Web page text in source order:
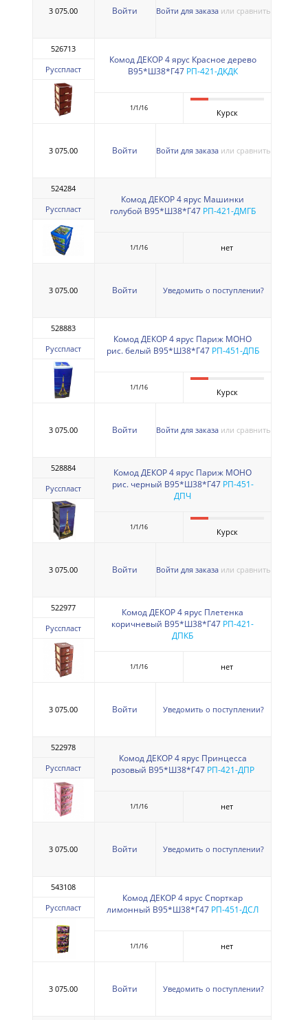
3 075.00 Войти Войти для заказа или сравнить
526713
Русспласт
Комод ДЕКОР 4 ярус Красное дерево
В95*Ш38*Г47 РП-421-ДКДК
1/1/16 Курск
3 075.00 Войти Войти для заказа или сравнить
524284
Русспласт
Комод ДЕКОР 4 ярус Машинки
голубой В95*Ш38*Г47 РП-421-ДМГБ
1/1/16 нет
3 075.00 Войти Уведомить о поступлении?
528883
Русспласт
Комод ДЕКОР 4 ярус Париж МОНО
рис. белый В95*Ш38*Г47 РП-451-ДПБ
1/1/16 Курск
3 075.00 Войти Войти для заказа или сравнить
528884
Русспласт
Комод ДЕКОР 4 ярус Париж МОНО
рис. черный В95*Ш38*Г47 РП-451-
ДПЧ
1/1/16 Курск
3 075.00 Войти Войти для заказа или сравнить
522977
Русспласт
Комод ДЕКОР 4 ярус Плетенка
коричневый В95*Ш38*Г47 РП-421-
ДПКБ
1/1/16 нет
3 075.00 Войти Уведомить о поступлении?
522978
Русспласт
Комод ДЕКОР 4 ярус Принцесса
розовый В95*Ш38*Г47 РП-421-ДПР
1/1/16 нет
3 075.00 Войти Уведомить о поступлении?
543108
Русспласт
Комод ДЕКОР 4 ярус Спорткар
лимонный В95*Ш38*Г47 РП-451-ДСЛ
1/1/16 нет
3 075.00 Войти Уведомить о поступлении?